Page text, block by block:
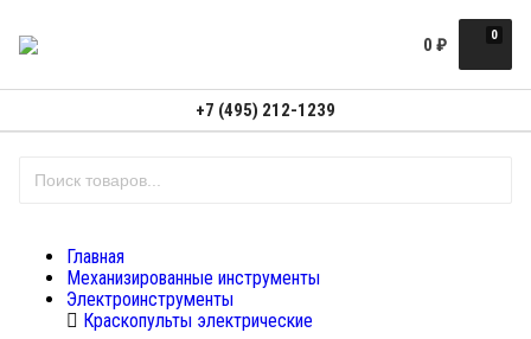
0
0 ₽
+7 (495) 212-1239
Главная
Механизированные инструменты
Электроинструменты
Краскопульты электрические